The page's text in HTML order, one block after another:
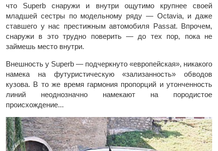
что Superb снаружи и внутри ощутимо крупнее своей
младшей сестры по модельному ряду — Octavia, и даже
ставшего у нас престижным автомобиля Passat. Впрочем,
снаружи в это трудно поверить — до тех пор, пока не
займешь место внутри.
Внешность у Superb — подчеркнуто «европейская», никакого
намека на футуристическую «зализанность» обводов
кузова. В то же время гармония пропорций и утонченность
линий неоднозначно намекают на породистое
происхождение...